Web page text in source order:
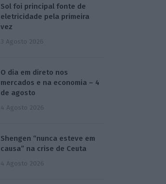
Sol foi principal fonte de
eletricidade pela primeira
vez
3 Agosto 2026
O dia em direto nos
mercados e na economia – 4
de agosto
4 Agosto 2026
Shengen “nunca esteve em
causa” na crise de Ceuta
4 Agosto 2026